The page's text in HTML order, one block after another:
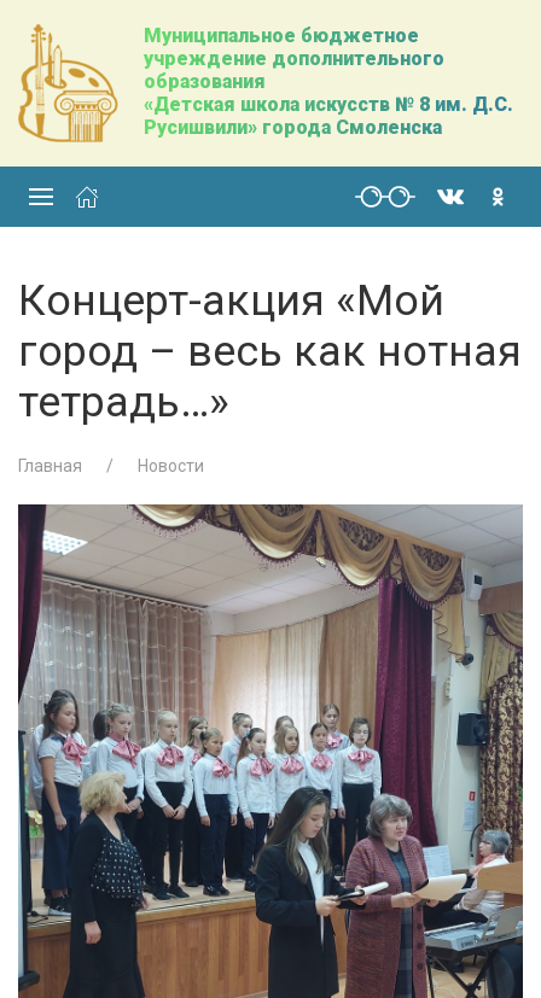
Муниципальное бюджетное
учреждение дополнительного
образования
«Детская школа искусств № 8 им. Д.С.
Русишвили» города Смоленска
Концерт-акция «Мой
город – весь как нотная
тетрадь…»
Главная Новости